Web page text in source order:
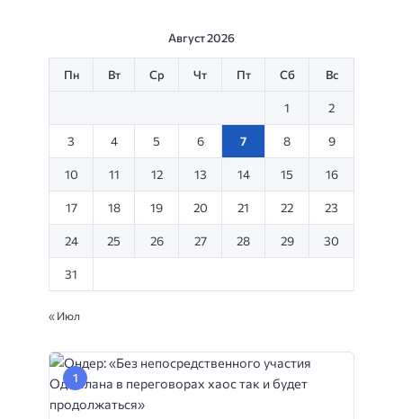
Август 2026
Пн Вт Ср Чт Пт Сб Вс
1 2
3 4 5 6 7 8 9
10 11 12 13 14 15 16
17 18 19 20 21 22 23
24 25 26 27 28 29 30
31
« Июл